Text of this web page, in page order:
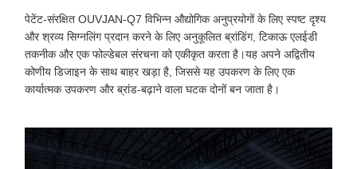
पेटेंट-संरक्षित OUVJAN-Q7 विभिन्न औद्योगिक अनुप्रयोगों के लिए स्पष्ट दृश्य
और श्रव्य सिग्नलिंग प्रदान करने के लिए अनुकूलित ब्रांडिंग, टिकाऊ एलईडी
तकनीक और एक फोल्डेबल संरचना को एकीकृत करता है।यह अपने अद्वितीय
कोणीय डिजाइन के साथ बाहर खड़ा है, जिससे यह उपकरण के लिए एक
कार्यात्मक उपकरण और ब्रांड-बढ़ाने वाला घटक दोनों बन जाता है।